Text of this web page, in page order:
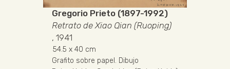
Gregorio Prieto (1897-1992)
Retrato de Xiao Qian (Ruoping)
, 1941
54.5 x 40 cm
Grafito sobre papel . Dibujo